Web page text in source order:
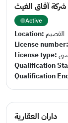
شركة آفاق الغيث
Active
Location:القصيم
License number:
License type:
Qualification
Qualification
داران العقارية